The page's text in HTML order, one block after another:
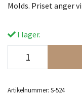
Molds. Priset anger
I lager.
Artikelnummer: S-524